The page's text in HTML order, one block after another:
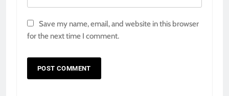
Save my name, email, and website in this browser
for the next time I comment.